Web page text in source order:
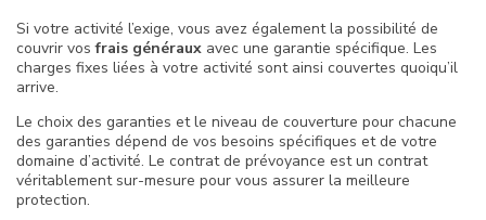
Si votre activité l’exige, vous avez également la possibilité de
couvrir vosfrais généraux avec une garantie spécifique. Les
charges fixes liées à votre activité sont ainsi couvertes quoiqu’il
arrive.
Le choix des garanties et le niveau de couverture pour chacune
des garanties dépend de vos besoins spécifiques et de votre
domaine d’activité. Le contrat de prévoyance est un contrat
véritablement sur-mesure pour vous assurer la meilleure
protection.